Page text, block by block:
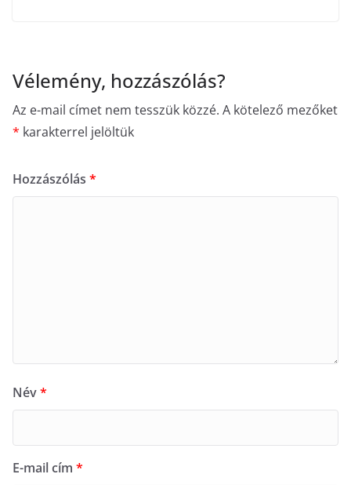
Vélemény, hozzászólás?
Az e-mail címet nem tesszük közzé. A kötelező mezőket
* karakterrel jelöltük
Hozzászólás *
Név*
E-mail cím *